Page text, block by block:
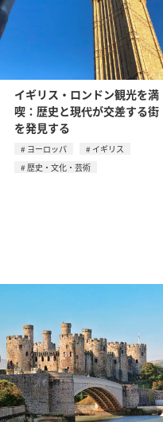
イギリス・ロンドン観光を満
喫：歴史と現代が交差する街
を発見する
ヨーロッパ
イギリス
歴史・文化・芸術